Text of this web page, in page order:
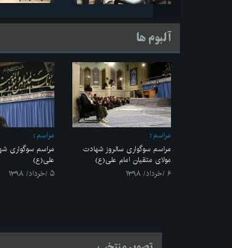
آلبوم ها
مراسم
مراسم سوگواری سالروز شهادت
مولای متقیان امام علی(ع)
۶ /خرداد/ ۱۳۹۸
مراسم
مراسم سوگواری
علی(ع)
۵ /خرداد/ ۱۳۹۸